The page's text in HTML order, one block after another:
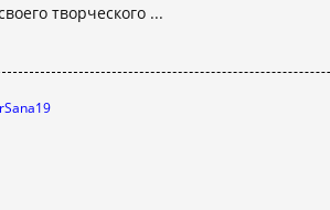
творческого ...